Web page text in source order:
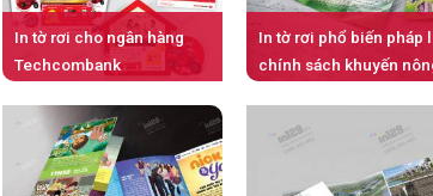
In tờ rơi cho ngân hàng
Techcombank
In tờ rơi phổ biến pháp
chính sách khuyến